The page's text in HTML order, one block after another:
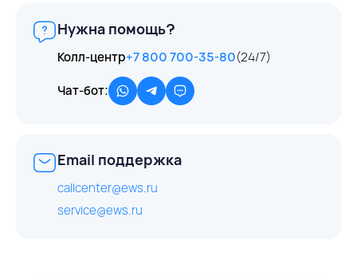
Нужна помощь?
Колл-центр+7 800 700-35-80(24/7)
Чат-бот:
Email поддержка
callcenter@ews.ru
service@ews.ru